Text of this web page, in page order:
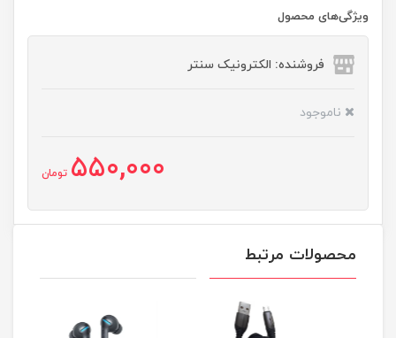
ویژگی‌های محصول
فروشنده: الکترونیک سنتر
ناموجود
550,000 تومان
محصولات مرتبط